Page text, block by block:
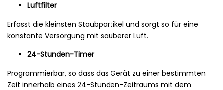
Luftfilter
Erfasst die kleinsten Staubpartikel und sorgt so für eine
konstante Versorgung mit sauberer Luft.
24-Stunden-Timer
Programmierbar, so dass das Gerät zu einer bestimmten
Zeit innerhalb eines 24-Stunden-Zeitraums mit dem